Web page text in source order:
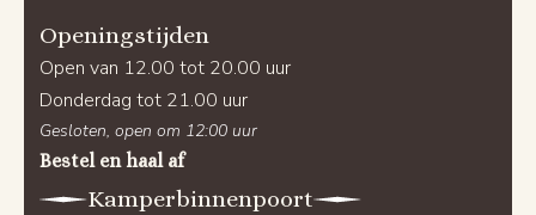
Openingstijden
Open van 12.00 tot 20.00 uur
Donderdag tot 21.00 uur
Gesloten, open om 12:00 uur
Bestel en haal af
Kamperbinnenpoort